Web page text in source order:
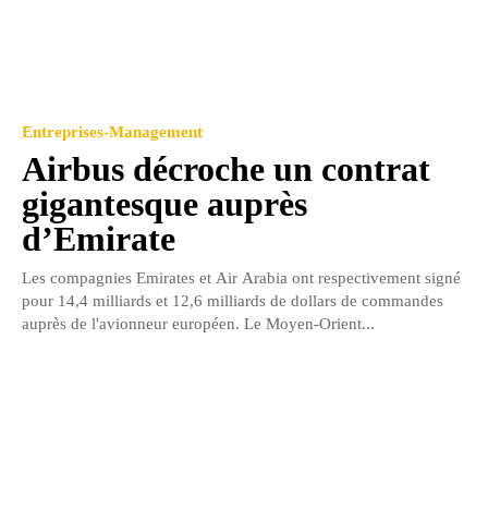
Entreprises-Management
Airbus décroche un contrat
gigantesque auprès
d’Emirate
Les compagnies Emirates et Air Arabia ont respectivement signé
pour 14,4 milliards et 12,6 milliards de dollars de commandes
auprès de l'avionneur européen. Le Moyen-Orient...